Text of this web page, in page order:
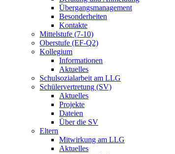
Übergangsmanagement
Besonderheiten
Kontakte
Mittelstufe (7-10)
Oberstufe (EF-Q2)
Kollegium
Informationen
Aktuelles
Schulsozialarbeit am LLG
Schülervertretung (SV)
Aktuelles
Projekte
Dateien
Über die SV
Eltern
Mitwirkung am LLG
Aktuelles